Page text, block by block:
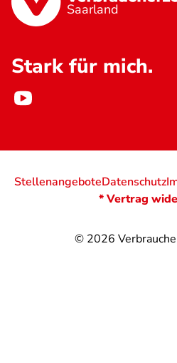
Saarland
Stark für mich.
© 2026
StellenangeboteDatenschutz
* Vertrag